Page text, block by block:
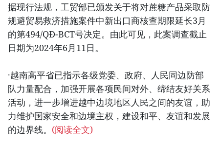
据现行法规，工贸部已颁发关于将对蔗糖产品采取防
规避贸易救济措施案件中新出口商核查期限延长3月
的第494/QĐ-BCT号决定。由此可见，此案调查截止
日期为2024年6月11日。
·越南高平省已指示各级党委、政府、人民同边防部
队力量配合，加强开展各项民间对外、缔结友好关系
活动，进一步增进越中边境地区人民之间的友谊，助
力维护国家安全和边境主权，建设和平、友谊和发展
的边界线。 (阅读全文)